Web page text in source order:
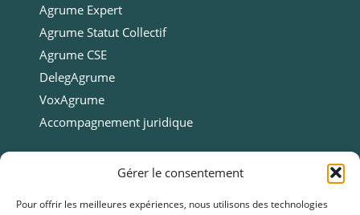
Gérer le consentement
Pour offrir les meilleures expériences, nous utilisons des technologies
Agrume Expert
Agrume Statut Collectif
Agrume CSE
DelegAgrume
VoxAgrume
Accompagnement juridique
Ressources